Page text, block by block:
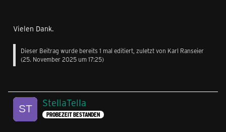
Vielen Dank.
Dieser Beitrag wurde bereits 1 mal editiert, zuletzt von Karl Ranseier
(25. November 2025 um 17:25)
StellaTella
PROBEZEIT BESTANDEN